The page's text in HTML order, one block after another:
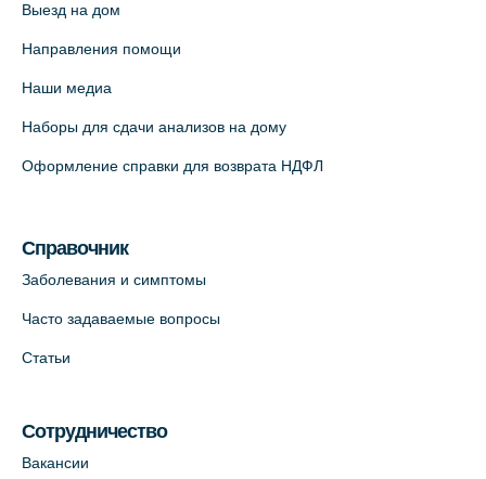
Медицинский центр "Доктор Семейный"
(официальный партнер),
+7 (812) 664-55-80
На карте
+7 (812) 660-73-69
На карте
На карте
Выезд на дом
Направления помощи
Наши медиа
Наборы для сдачи анализов на дому
Оформление справки для возврата НДФЛ
Справочник
Заболевания и симптомы
Часто задаваемые вопросы
Статьи
Сотрудничество
Вакансии